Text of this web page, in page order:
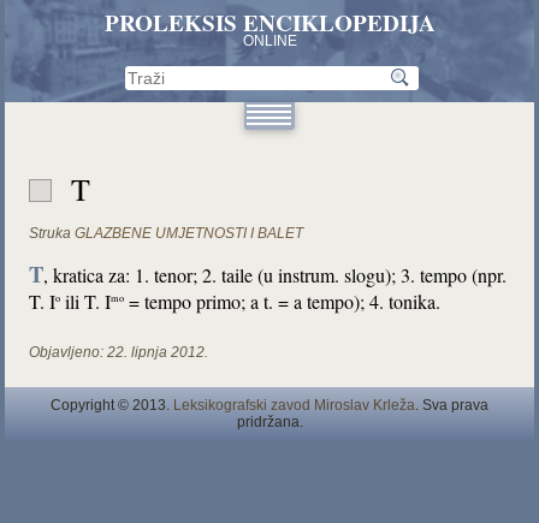
PROLEKSIS ENCIKLOPEDIJA
ONLINE
T
Struka GLAZBENE UMJETNOSTI I BALET
T, kratica za: 1. tenor; 2. taile (u instrum. slogu); 3. tempo (npr.
T. Io ili T. Imo = tempo primo; a t. = a tempo); 4. tonika.
Objavljeno: 22. lipnja 2012.
Copyright © 2013. Leksikografski zavod Miroslav Krleža. Sva prava
pridržana.